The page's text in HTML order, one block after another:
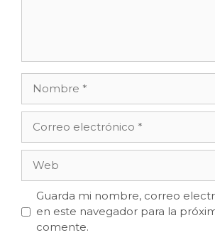
electrónico
Guarda mi nombre, correo
en este navegador para la
comente.